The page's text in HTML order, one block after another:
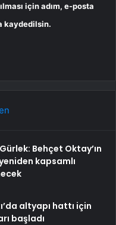
için adım, e-posta
kaydedilsin.
Behçet Oktay’ın
kapsamlı
altyapı hattı için
başladı